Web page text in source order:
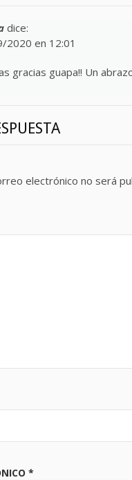
dice:
2020 en 12:01
gracias guapa!! Un
electrónico no será
*